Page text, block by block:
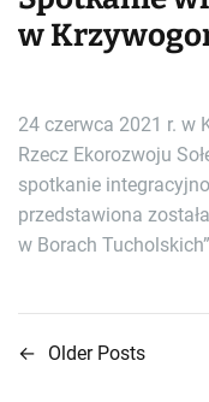
w
24 czerwca 2021 r. w
Rzecz Ekorozwoju
spotkanie
przedstawiona
w Borach
N
← Older Posts